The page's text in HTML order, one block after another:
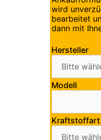
wird
bearbeitet
dann mit
Hersteller
Modell
Kraftstoffart